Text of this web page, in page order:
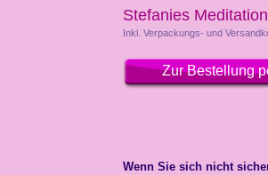
Stefanies
Inkl. Verpackungs- und
Zur Bestellung
Wenn Sie sich nicht